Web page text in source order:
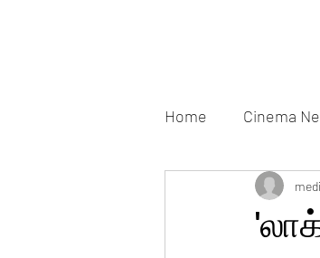
Home Cinema
Movies Gallery